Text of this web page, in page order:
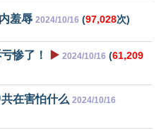
羞辱 2024/10/16 (97,028次)
惨了！ ▶️ 2024/10/16 (61,209
在害怕什么 2024/10/16